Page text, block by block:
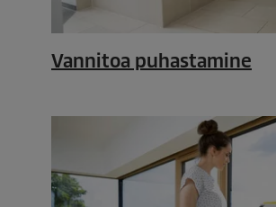
Vannitoa puhastamine